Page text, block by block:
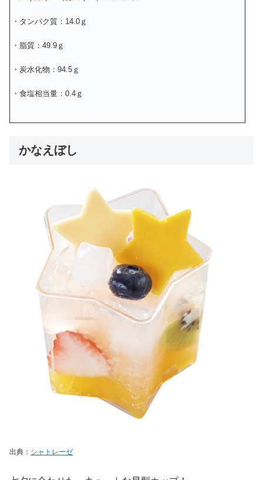
・タンパク質：14.0ｇ
・脂質：49.9ｇ
・炭水化物：94.5ｇ
・食塩相当量：0.4ｇ
かなえぼし
出典： シャトレーゼ